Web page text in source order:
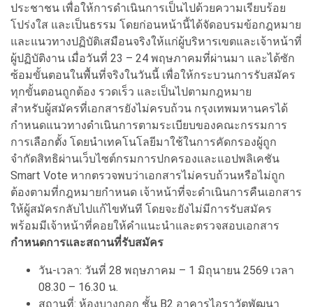
ประชาชน เพื่อให้การดำเนินการเป็นไปด้วยความเรียบร้อย
โปร่งใส และเป็นธรรม โดยก่อนหน้านี้ได้จัดอบรมข้อกฎหมาย
และแนวทางปฏิบัติเสมือนจริงให้แก่ผู้บริหารเขตและเจ้าหน้าที่
ผู้ปฏิบัติงาน เมื่อวันที่ 23 – 24 พฤษภาคมที่ผ่านมา และได้ซัก
ซ้อมขั้นตอนในพื้นที่จริงในวันนี้ เพื่อให้กระบวนการรับสมัคร
ทุกขั้นตอนถูกต้อง รวดเร็ว และเป็นไปตามกฎหมาย
สำหรับผู้สมัครที่เอกสารยังไม่ครบถ้วน กรุงเทพมหานครได้
กำหนดแนวทางดำเนินการตามระเบียบของคณะกรรมการ
การเลือกตั้ง โดยนำเทคโนโลยีมาใช้ในการคัดกรองผู้ถูก
จำกัดสิทธิผ่านเว็บไซต์กรมการปกครองและแอปพลิเคชัน
Smart Vote หากตรวจพบว่าเอกสารไม่ครบถ้วนหรือไม่ถูก
ต้องตามที่กฎหมายกำหนด เจ้าหน้าที่จะดำเนินการคืนเอกสาร
ให้ผู้สมัครกลับไปแก้ไขทันที โดยจะยังไม่มีการรับสมัคร
พร้อมมีเจ้าหน้าที่คอยให้คำแนะนำและตรวจสอบเอกสาร
กำหนดการและสถานที่รับสมัคร
วัน-เวลา: วันที่ 28 พฤษภาคม – 1 มิถุนายน 2569 เวลา
08.30 – 16.30 น.
สถานที่: ห้องบางกอก ชั้น B2 อาคารไอราวัตพัฒนา